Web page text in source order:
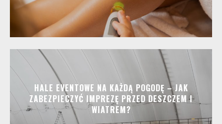
HALE EVENTOWE NA KAŻDĄ POGODĘ – JAK
ZABEZPIECZYĆ IMPREZĘ PRZED DESZCZEM I
WIATREM?